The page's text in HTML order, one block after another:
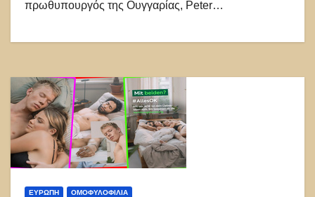
πρωθυπουργός της Ουγγαρίας, Peter…
ΕΥΡΏΠΗ ΟΜΟΦΥΛΟΦΙΛΊΑ